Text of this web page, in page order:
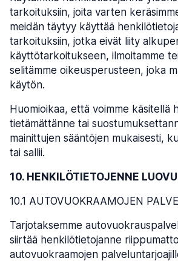
tarkoituksiin, joita varten
meidän täytyy käyttää
tarkoituksiin, jotka eivät liity
käyttötarkoitukseen, ilmoitamme
selitämme oikeusperusteen, joka
käytön.
Huomioikaa, että voimme käsitellä
tietämättänne tai
mainittujen sääntöjen mukaisesti,
tai sallii.
10. HENKILÖTIETOJENNE
10.1 AUTOVUOKRAAMOJEN
Tarjotaksemme
siirtää henkilötietojanne
autovuokraamojen